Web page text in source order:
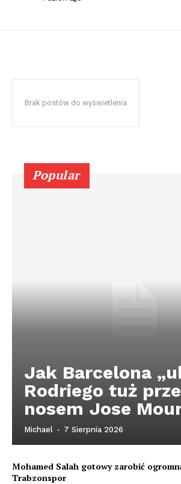
Brak postów do wyświetlenia
Popular
Jak Barcelona
Rodriego tuż
nosem Jose
Michael - 7 Sierpnia 2026
Mohamed Salah gotowy zarobić
Trabzonspor